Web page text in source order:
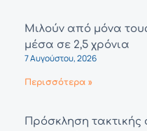
Μιλούν από μόνα
μέσα σε 2,5 χρόνια
7 Αυγούστου, 2026
Περισσότερα »
Πρόσκληση τακτικής